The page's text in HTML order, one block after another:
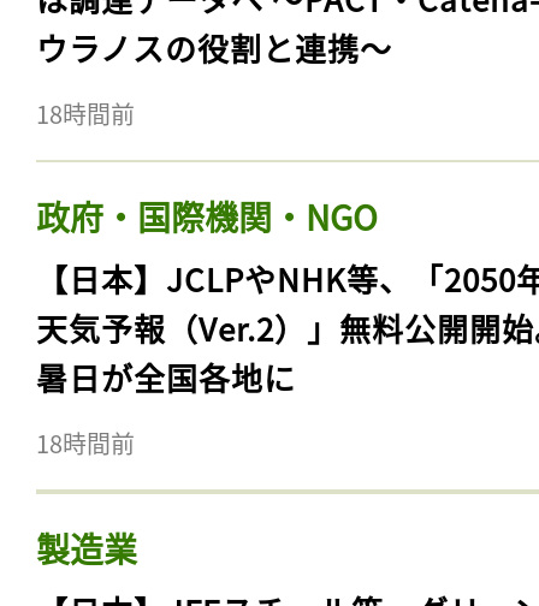
ウラノスの役割と連携〜
18時間前
政府・国際機関・NGO
【日本】JCLPやNHK等、「2050
天気予報（Ver.2）」無料公開開
暑日が全国各地に
18時間前
製造業